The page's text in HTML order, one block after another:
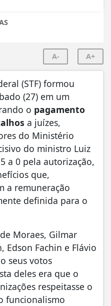
A- A+
(STF) formou
(27) em um
o pagamento
a juízes,
do Ministério
do ministro Luiz
a 0 pela autorização,
que,
a remuneração
definida para o
Moraes, Gilmar
Edson Fachin e Flávio
seus votos
deles era que o
respeitasse o
funcionalismo